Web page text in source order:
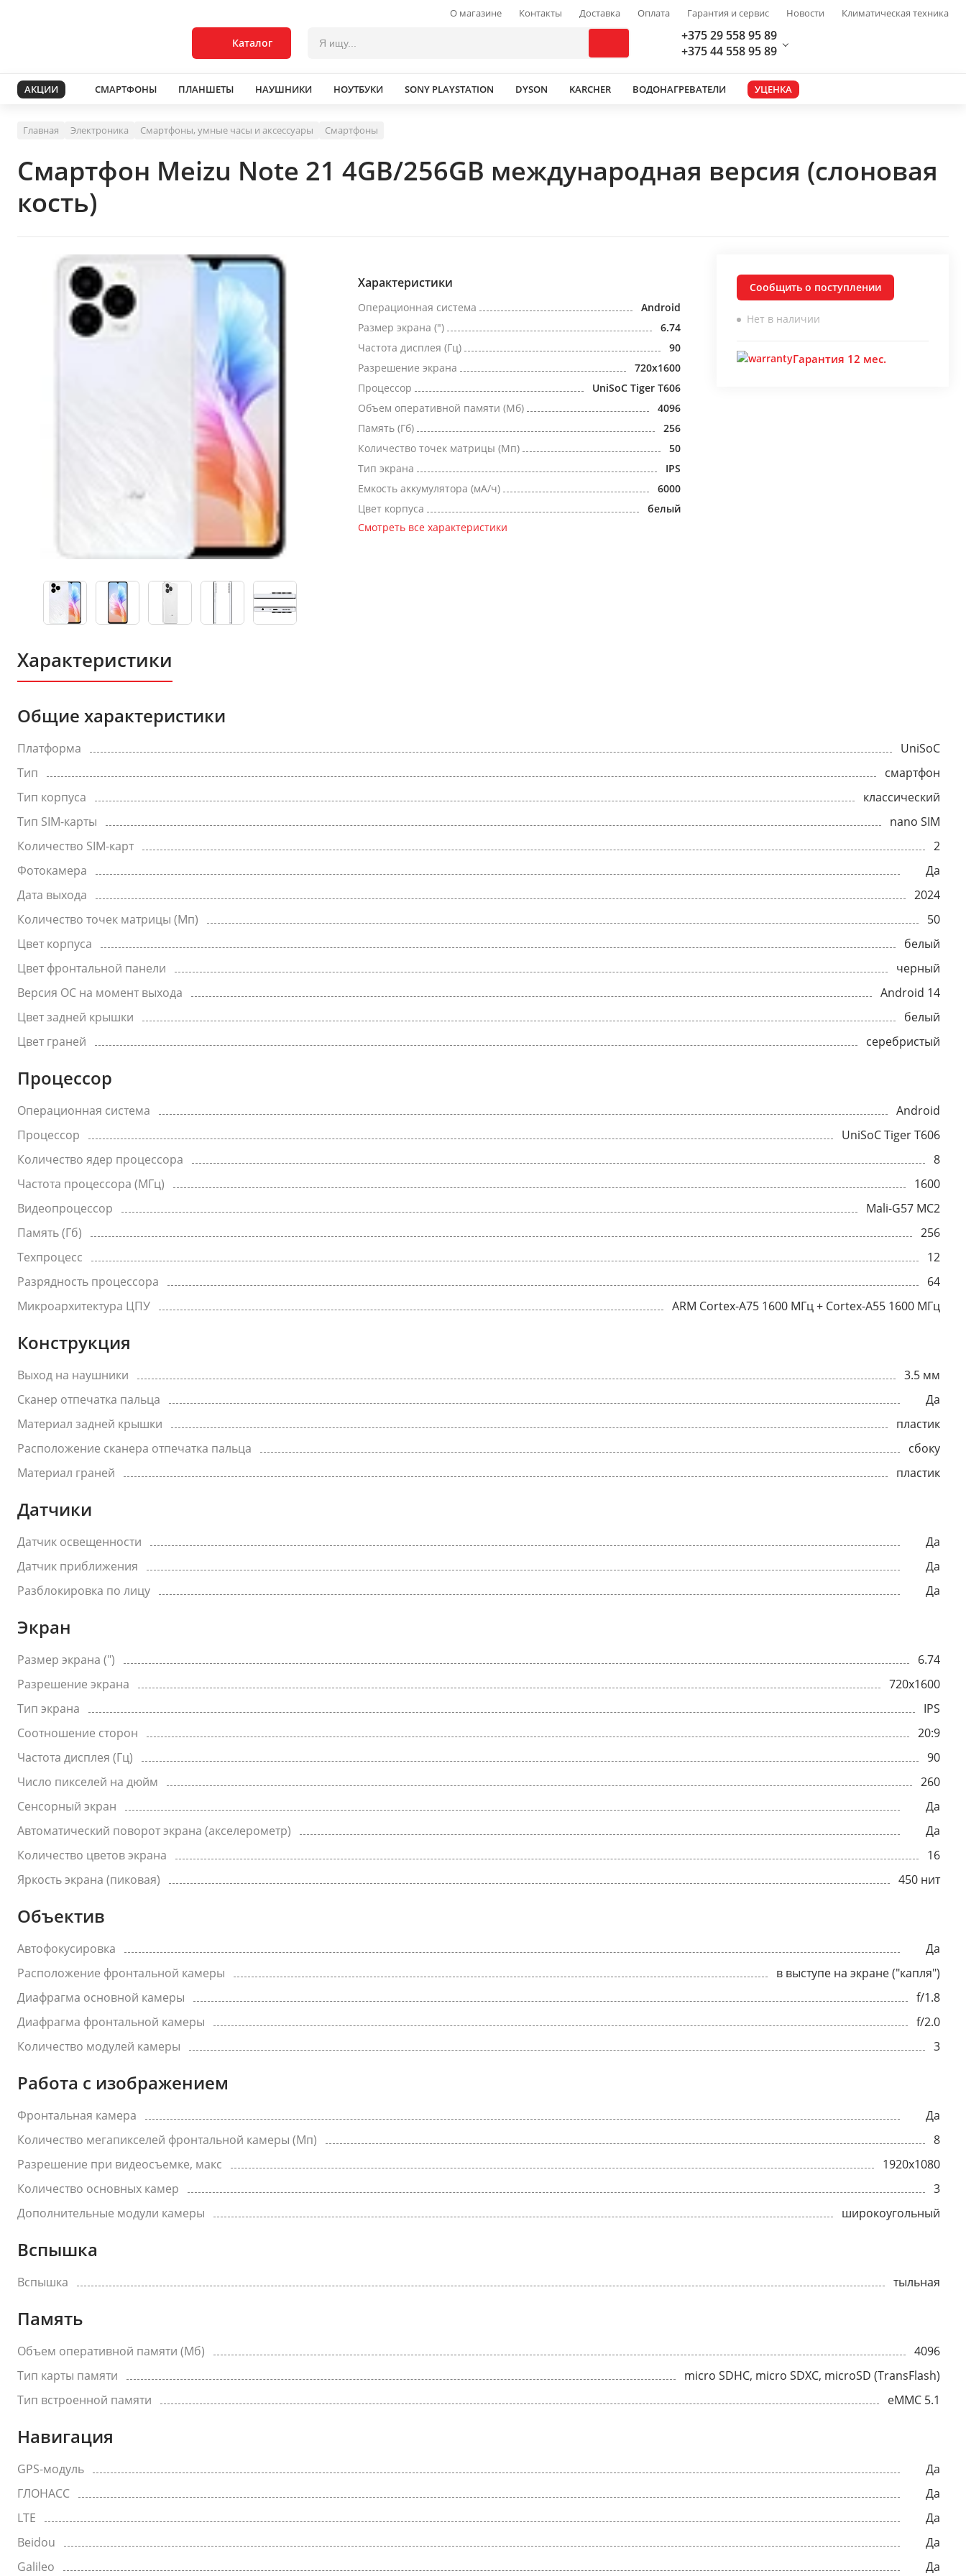
О магазине Контакты Доставка Оплата Гарантия и сервис Новости Климатическая техника
Каталог
+375 29 558 95 89
+375 44 558 95 89
АКЦИИ СМАРТФОНЫ ПЛАНШЕТЫ НАУШНИКИ НОУТБУКИ SONY PLAYSTATION DYSON KARCHER ВОДОНАГРЕВАТЕЛИ УЦЕНКА
Главная Электроника Смартфоны, умные часы и аксессуары Смартфоны
Смартфон Meizu Note 21 4GB/256GB международная версия (слоновая
кость)
Характеристики
Операционная система
Android
Размер экрана (")
6.74
Частота дисплея (Гц)
90
Разрешение экрана
720x1600
Процессор
UniSoC Tiger T606
Объем оперативной памяти (Мб)
4096
Память (Гб)
256
Количество точек матрицы (Мп)
50
Тип экрана
IPS
Емкость аккумулятора (мА/ч)
6000
Цвет корпуса
белый
Смотреть все характеристики
Сообщить о поступлении
Нет в наличии
Гарантия 12 мес.
Характеристики
Общие характеристики
Платформа
UniSoC
Тип
смартфон
Тип корпуса
классический
Тип SIM-карты
nano SIM
Количество SIM-карт
2
Фотокамера
Да
Дата выхода
2024
Количество точек матрицы (Мп)
50
Цвет корпуса
белый
Цвет фронтальной панели
черный
Версия ОС на момент выхода
Android 14
Цвет задней крышки
белый
Цвет граней
серебристый
Процессор
Операционная система
Android
Процессор
UniSoC Tiger T606
Количество ядер процессора
8
Частота процессора (МГц)
1600
Видеопроцессор
Mali-G57 MC2
Память (Гб)
256
Техпроцесс
12
Разрядность процессора
64
Микроархитектура ЦПУ
ARM Cortex-A75 1600 МГц + Cortex-A55 1600 МГц
Конструкция
Выход на наушники
3.5 мм
Сканер отпечатка пальца
Да
Материал задней крышки
пластик
Расположение сканера отпечатка пальца
сбоку
Материал граней
пластик
Датчики
Датчик освещенности
Да
Датчик приближения
Да
Разблокировка по лицу
Да
Экран
Размер экрана (")
6.74
Разрешение экрана
720x1600
Тип экрана
IPS
Соотношение сторон
20:9
Частота дисплея (Гц)
90
Число пикселей на дюйм
260
Сенсорный экран
Да
Автоматический поворот экрана (акселерометр)
Да
Количество цветов экрана
16
Яркость экрана (пиковая)
450 нит
Объектив
Автофокусировка
Да
Расположение фронтальной камеры
в выступе на экране ("капля")
Диафрагма основной камеры
f/1.8
Диафрагма фронтальной камеры
f/2.0
Количество модулей камеры
3
Работа с изображением
Фронтальная камера
Да
Количество мегапикселей фронтальной камеры (Мп)
8
Разрешение при видеосъемке, макс
1920x1080
Количество основных камер
3
Дополнительные модули камеры
широкоугольный
Вспышка
Вспышка тыльная
Память
Объем оперативной памяти (Мб)
4096
Тип карты памяти
micro SDHC, micro SDXC, microSD (TransFlash)
Тип встроенной памяти
eMMC 5.1
Навигация
GPS-модуль
Да
ГЛОНАСС
Да
LTE
Да
Beidou
Да
Galileo
Да